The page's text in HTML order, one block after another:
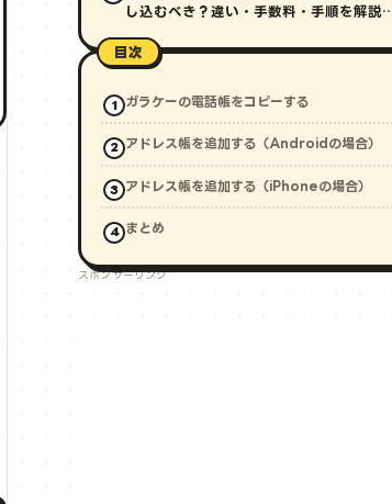
し込むべき？違い・手数料・手順を解説
目次
ガラケーの電話帳をコピーする
アドレス帳を追加する（Androidの場合）
アドレス帳を追加する（iPhoneの場合）
まとめ
スポンサーリンク